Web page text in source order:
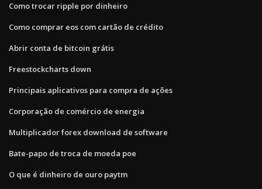
Como trocar ripple por dinheiro
Como comprar eos com cartão de crédito
Abrir conta de bitcoin grátis
Freestockcharts down
Principais aplicativos para compra de ações
Corporação de comércio de energia
Multiplicador forex download de software
Bate-papo de troca de moeda poe
O que é dinheiro de ouro paytm